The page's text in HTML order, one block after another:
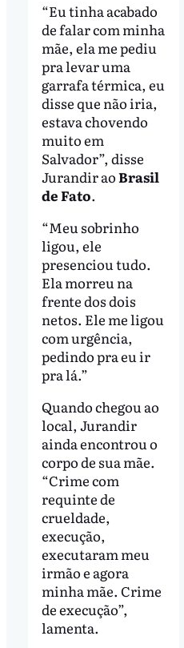
“Eu tinha acabado
de falar com minha
mãe, ela me pediu
pra levar uma
garrafa térmica, eu
disse que não iria,
estava chovendo
muito em
Salvador”, disse
Jurandir aoBrasil
de Fato.
“Meu sobrinho
ligou, ele
presenciou tudo.
Ela morreu na
frente dos dois
netos. Ele me ligou
com urgência,
pedindo pra eu ir
pra lá.”
Quando chegou ao
local, Jurandir
ainda encontrou o
corpo de sua mãe.
“Crime com
requinte de
crueldade,
execução,
executaram meu
irmão e agora
minha mãe. Crime
de execução”,
lamenta.